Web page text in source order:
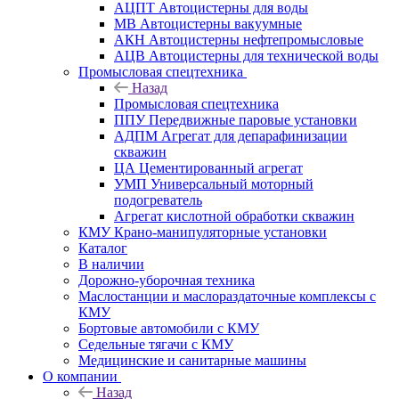
АЦПТ Автоцистерны для воды
МВ Автоцистерны вакуумные
АКН Автоцистерны нефтепромысловые
АЦВ Автоцистерны для технической воды
Промысловая спецтехника
Назад
Промысловая спецтехника
ППУ Передвижные паровые установки
АДПМ Агрегат для депарафинизации
скважин
ЦА Цементированный агрегат
УМП Универсальный моторный
подогреватель
Агрегат кислотной обработки скважин
КМУ Крано-манипуляторные установки
Каталог
В наличии
Дорожно-уборочная техника
Маслостанции и маслораздаточные комплексы с
КМУ
Бортовые автомобили с КМУ
Седельные тягачи с КМУ
Медицинские и санитарные машины
О компании
Назад